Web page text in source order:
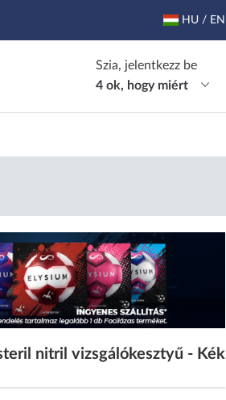
HU / EN
Szia, jelentkezz be
4 ok, hogy miért
nitril vizsgálókesztyű - Kék